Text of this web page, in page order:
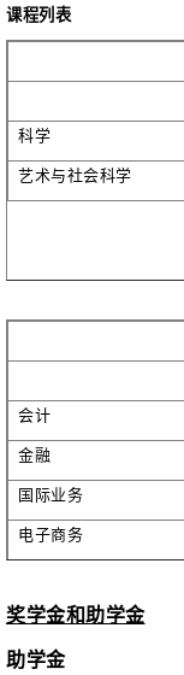
课程列表
科学
艺术与社会科学
会计
金融
国际业务
电子商务
英语语言文学
数学与应用科学
奖学金和助学金
助学金